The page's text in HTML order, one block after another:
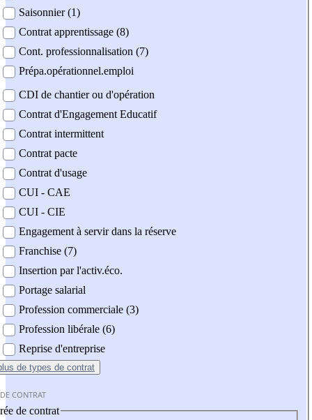
Saisonnier (1)
Contrat apprentissage (8)
Cont. professionnalisation (7)
Prépa.opérationnel.emploi
CDI de chantier ou d'opération
Contrat d'Engagement Educatif
Contrat intermittent
Contrat pacte
Contrat d'usage
CUI - CAE
CUI - CIE
Engagement à servir dans la réserve
Franchise (7)
Insertion par l'activ.éco.
Portage salarial
Profession commerciale (3)
Profession libérale (6)
Reprise d'entreprise
de types de contrat
CONTRAT
de contrat